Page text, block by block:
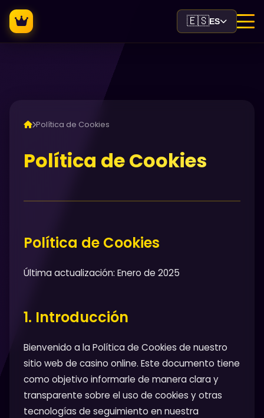
🇪🇸ES
Política de Cookies
Política de Cookies
Política de Cookies
Última actualización: Enero de 2025
1. Introducción
Bienvenido a la Política de Cookies de nuestro
sitio web de casino online. Este documento tiene
como objetivo informarle de manera clara y
transparente sobre el uso de cookies y otras
tecnologías de seguimiento en nuestra